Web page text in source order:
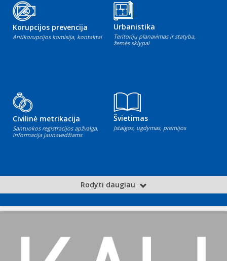
Korupcijos prevencija
Antikorupcijos komisija, kontaktai
Urbanistika
Teritorijų planavimas ir statyba,
žemės sklypai
Civilinė metrikacija
Santuokos registracijos apžvalga,
informacija jaunavedžiams
Švietimas
Įstaigos, ugdymas, premijos
Rodyti daugiau